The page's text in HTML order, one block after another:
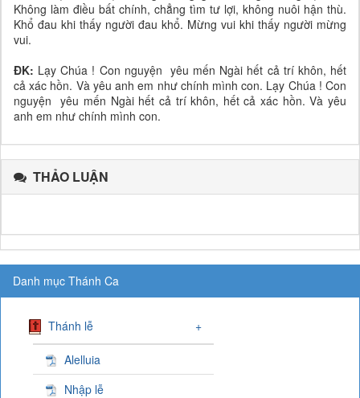
Không làm điều bất chính, chẳng tìm tư lợi, không nuôi hận thù.
Khổ đau khi thấy người đau khổ. Mừng vui khi thấy người mừng
vui.
ĐK: Lạy Chúa ! Con nguyện yêu mến Ngài hết cả trí khôn, hết
cả xác hồn. Và yêu anh em như chính mình con. Lạy Chúa ! Con
nguyện yêu mến Ngài hết cả trí khôn, hết cả xác hồn. Và yêu
anh em như chính mình con.
THẢO LUẬN
Danh mục Thánh Ca
Thánh lễ +
Alelluia
Nhập lễ